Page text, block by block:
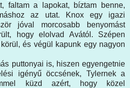
faltam a lapokat, bíztam benne,
az utat. Knox egy igazi
jóval morcosabb benyomást
hogy elolvad Avától. Szépen
és végül kapunk egy nagyon
puttonyai is, hiszen egyengetnie
igényű öccsének, Tylernek a
küzd azért, hogy közel